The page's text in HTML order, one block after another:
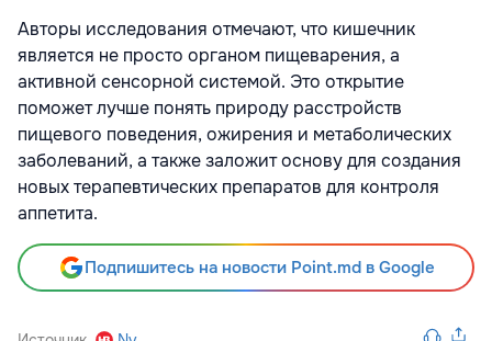
Авторы исследования отмечают, что кишечник
является не просто органом пищеварения, а
активной сенсорной системой. Это открытие
поможет лучше понять природу расстройств
пищевого поведения, ожирения и метаболических
заболеваний, а также заложит основу для создания
новых терапевтических препаратов для контроля
аппетита.
Подпишитесь на новости Point.md в Google